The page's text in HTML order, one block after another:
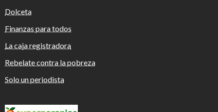
Dolceta
Finanzas para todos
La caja registradora
Rebelate contra la pobreza
Solo un periodista